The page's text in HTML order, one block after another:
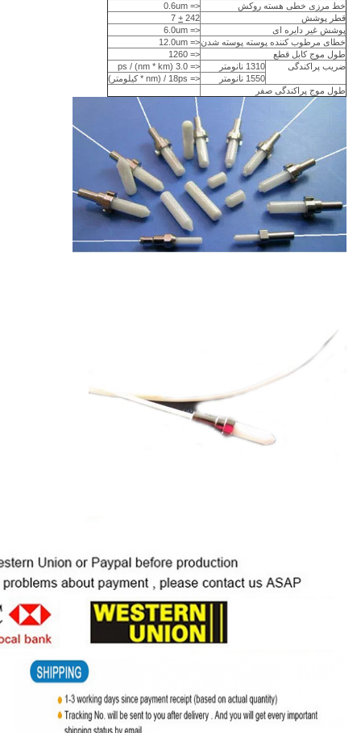
خط مرزی خطی هسته روکش
<= 0.6um
قطر پوشش
242
+
7
پوشش غیر دایره ای
<= 6.0um
خطای مرطوب کننده پوسته پوسته شدن<= 12.0um
طول موج کابل قطع
<= 1260
ضریب پراکندگی
1310 نانومتر
<= 3.0 ps / (nm * km)
1550 نانومتر
<= 18ps / (nm * کیلومتر)
طول موج پراکندگی صفر